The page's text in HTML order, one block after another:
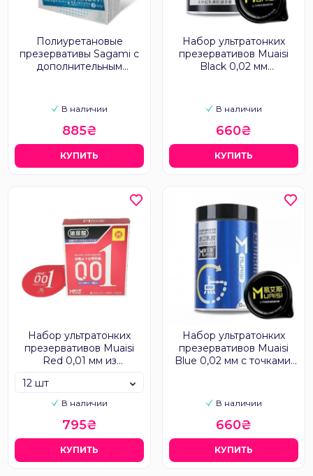
Полиуретановые
презервативы Sagami с
дополнительным
В наличии
885₴
КУПИТЬ
Набор ультратонких
презервативов Muaisi
Black 0,02 мм
В наличии
660₴
КУПИТЬ
Набор ультратонких
презервативов Muaisi
Red 0,01 мм из
В наличии
12 шт
795₴
КУПИТЬ
Набор ультратонких
презервативов Muaisi
Blue 0,02 мм с точками,
В наличии
660₴
КУПИТЬ